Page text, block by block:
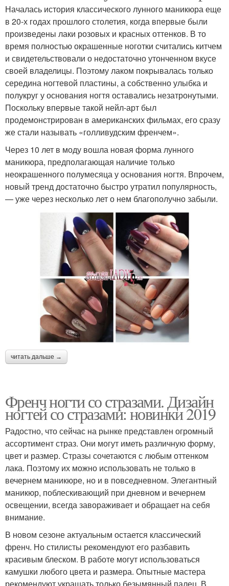
Началась история классического лунного маникюра еще
в 20-х годах прошлого столетия, когда впервые были
произведены лаки розовых и красных оттенков. В то
время полностью окрашенные ноготки считались китчем
и свидетельствовали о недостаточно утонченном вкусе
своей владелицы. Поэтому лаком покрывалась только
середина ногтевой пластины, а собственно улыбка и
полукруг у основания ногтя оставались незатронутыми.
Поскольку впервые такой нейл-арт был
продемонстрирован в американских фильмах, его сразу
же стали называть «голливудским френчем».
Через 10 лет в моду вошла новая форма лунного
маникюра, предполагающая наличие только
неокрашенного полумесяца у основания ногтя. Впрочем,
новый тренд достаточно быстро утратил популярность,
— уже через несколько лет о нем благополучно забыли.
читать дальше →
Френч ногти со стразами. Дизайн
ногтей со стразами: новинки 2019
Радостно, что сейчас на рынке представлен огромный
ассортимент страз. Они могут иметь различную форму,
цвет и размер. Стразы сочетаются с любым оттенком
лака. Поэтому их можно использовать не только в
вечернем маникюре, но и в повседневном. Элегантный
маникюр, поблескивающий при дневном и вечернем
освещении, всегда завораживает и обращает на себя
внимание.
В новом сезоне актуальным остается классический
френч. Но стилисты рекомендуют его разбавить
красивым блеском. В работе могут использоваться
камушки любого цвета и размера. Опытные мастера